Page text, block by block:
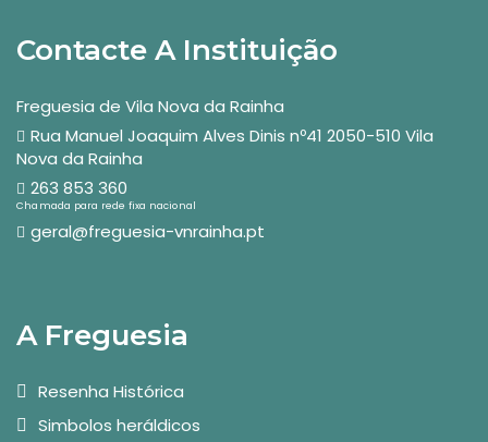
Contacte A Instituição
Freguesia de Vila Nova da Rainha
Rua Manuel Joaquim Alves Dinis nº41 2050-510 Vila
Nova da Rainha
263 853 360
Chamada para rede fixa nacional
geral@freguesia-vnrainha.pt
A Freguesia
Resenha Histórica
Simbolos heráldicos